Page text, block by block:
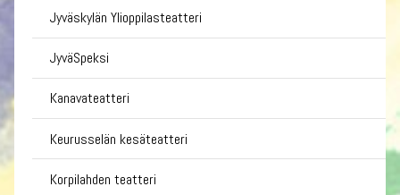
Jyväskylän Ylioppilasteatteri
JyväSpeksi
Kanavateatteri
Keurusselän kesäteatteri
Korpilahden teatteri